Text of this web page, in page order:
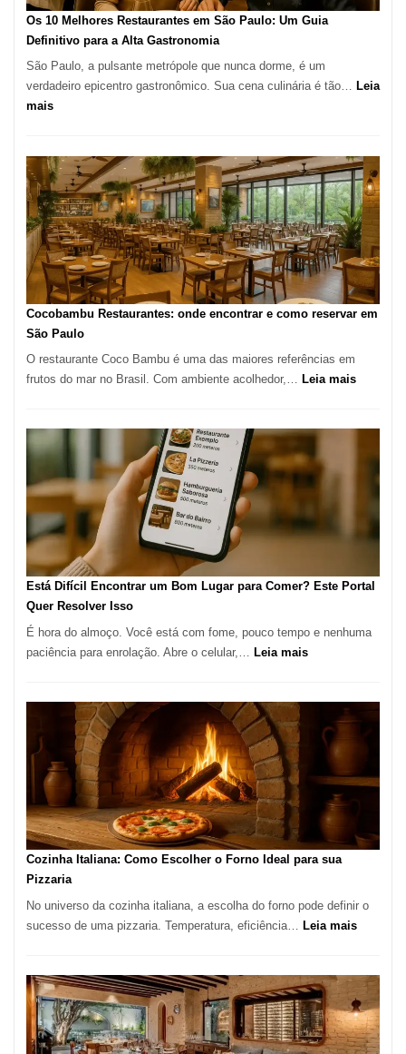
à
Vila
da
Os 10 Melhores Restaurantes em São Paulo: Um Guia
Definitivo para a Alta Gastronomia
São Paulo, a pulsante metrópole que nunca dorme, é um
verdadeiro epicentro gastronômico. Sua cena culinária é tão… Leia
mais:
Melhores
Restaurantes
em
São
Paulo:
Um
Guia
Definitivo
Alta
Gastronomia
Cocobambu Restaurantes: onde encontrar e como reservar em
São Paulo
O restaurante Coco Bambu é uma das maiores referências em
frutos do mar no Brasil. Com ambiente acolhedor,… Leia mais:
como
reservar
em
Paulo
Está Difícil Encontrar um Bom Lugar para Comer? Este Portal
Quer Resolver Isso
É hora do almoço. Você está com fome, pouco tempo e nenhuma
paciência para enrolação. Abre o celular,…
Leia mais:
Encontrar
um
Comer?
Este
Portal
Isso
Cozinha Italiana: Como Escolher o Forno Ideal para sua
Pizzaria
No universo da cozinha italiana, a escolha do forno pode definir o
sucesso de uma pizzaria. Temperatura, eficiência… Leia mais:
Como
Escolher
o
Forno